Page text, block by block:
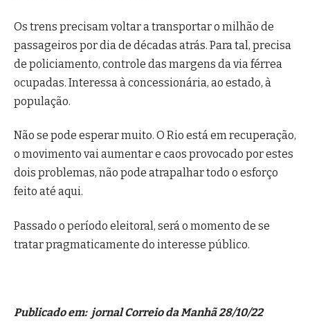
Os trens precisam voltar a transportar o milhão de
passageiros por dia de décadas atrás. Para tal, precisa
de policiamento, controle das margens da via férrea
ocupadas. Interessa à concessionária, ao estado, à
população.
Não se pode esperar muito. O Rio está em recuperação,
o movimento vai aumentar e caos provocado por estes
dois problemas, não pode atrapalhar todo o esforço
feito até aqui.
Passado o período eleitoral, será o momento de se
tratar pragmaticamente do interesse público.
Publicado em: jornal Correio da Manhã 28/10/22